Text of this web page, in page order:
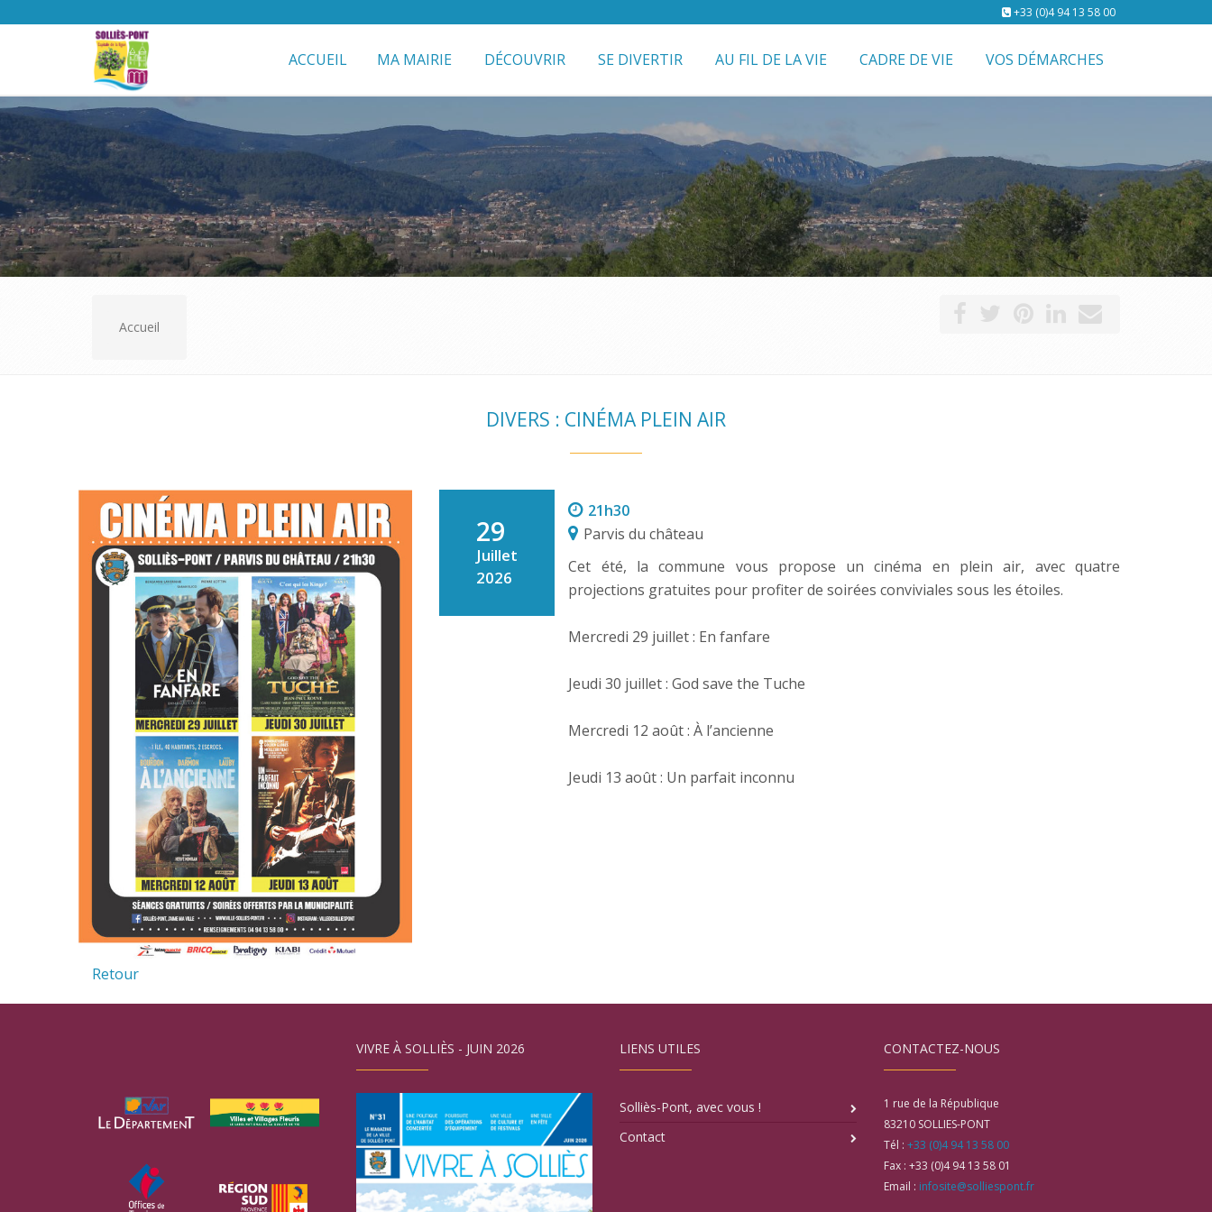
+33 (0)4 94 13 58 00
ACCUEIL MA MAIRIE DÉCOUVRIR SE DIVERTIR AU FIL DE LA VIE CADRE DE VIE VOS DÉMARCHES
Accueil
DIVERS : CINÉMA PLEIN AIR
29
Juillet
2026
21h30
Parvis du château
Cet été, la commune vous propose un cinéma en plein air, avec quatre
projections gratuites pour profiter de soirées conviviales sous les étoiles.
Mercredi 29 juillet : En fanfare
Jeudi 30 juillet : God save the Tuche
Mercredi 12 août : À l’ancienne
Jeudi 13 août : Un parfait inconnu
Retour
VIVRE À SOLLIÈS - JUIN 2026 LIENS UTILES
Solliès-Pont, avec vous !
Contact
CONTACTEZ-NOUS
1 rue de la République
83210 SOLLIES-PONT
Tél : +33 (0)4 94 13 58 00
Fax : +33 (0)4 94 13 58 01
Email : infosite@solliespont.fr